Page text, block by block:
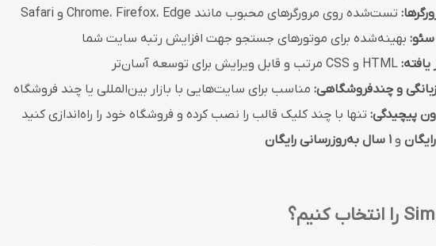
تست‌شده روی مرورگرهای محبوب مانند Chrome، Firefox، Edge و Safari
سئو:بهینه‌شده برای موتورهای جستجو جهت افزایش رتبه سایت شما
HTML و CSS مرتب و قابل ویرایش برای توسعه آسان‌تر
و چندفروشگاهی:مناسب برای سایت‌هایی با بازار بین‌المللی یا چند فروشگاه
پیچیدگی:تنها با چند کلیک قالب را نصب کرده و فروشگاه خود را راه‌اندازی کنید
و 1 سال به‌روزرسانی رایگان